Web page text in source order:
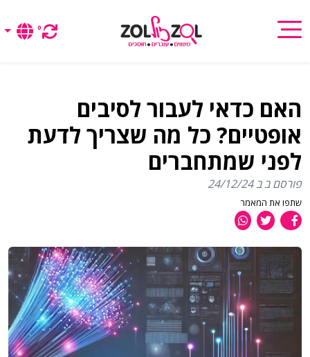
0
האם כדאי לעבור לסיבים
אופטיים? כל מה שצריך לדעת
לפני שמתחברים
פורסם ב ב 24/12/24
שתפו את המאמר